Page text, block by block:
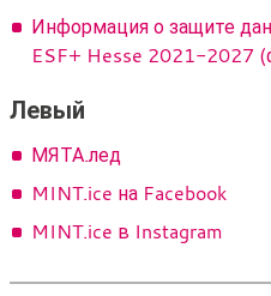
й
т
л
е
ф
о
н
р
о
н
я
п
Информация о защите
ESF+ Hesse 2021-2027
Левый
МЯТА.лед
MINT.ice на Facebook
MINT.ice в Instagram